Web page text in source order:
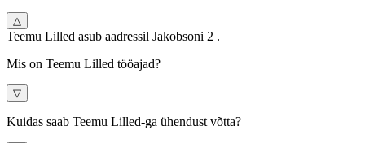
△
Teemu Lilled asub aadressil Jakobsoni 2 .
Mis on Teemu Lilled tööajad?
▽
Kuidas saab Teemu Lilled-ga ühendust võtta?